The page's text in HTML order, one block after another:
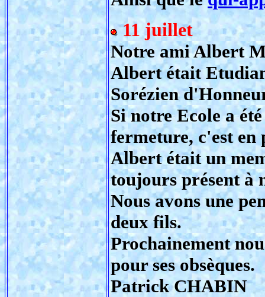
11 juillet
Notre ami Albert
Albert était
Sorézien
Si notre Ecole a
fermeture, c'est
Albert était un
toujours présent à
Nous avons une
deux fils.
Prochainement
pour ses obsèques.
Patrick CHABIN